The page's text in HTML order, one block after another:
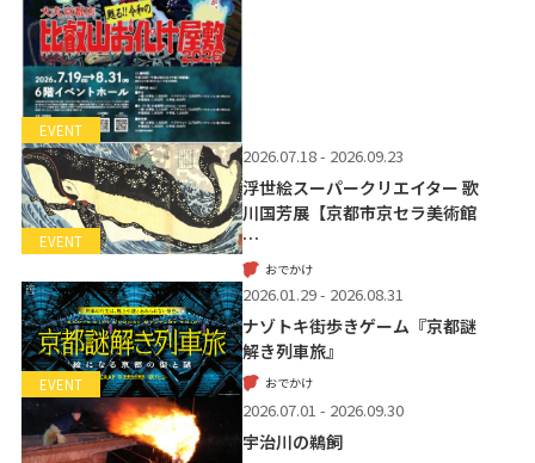
EVENT
EVENT
2026.07.18 - 2026.09.23
浮世絵スーパークリエイター 歌
川国芳展【京都市京セラ美術館
…
おでかけ
EVENT
2026.01.29 - 2026.08.31
ナゾトキ街歩きゲーム『京都謎
解き列車旅』
おでかけ
2026.07.01 - 2026.09.30
宇治川の鵜飼